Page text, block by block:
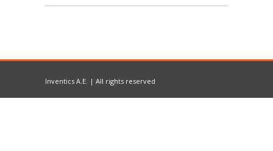
Inventics A.E. | All rights reserved